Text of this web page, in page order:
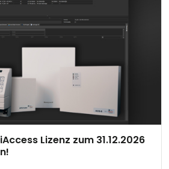
Lizenz zum 31.12.2026